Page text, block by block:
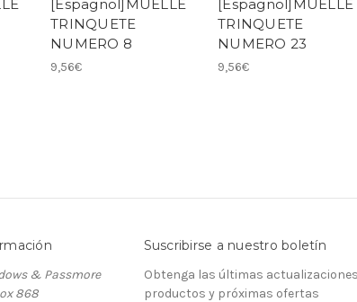
[Espagnol]MUELLE
TRINQUETE
NUMERO 8
9,56€
[Espagnol]MUELLE
TRINQUETE
NUMERO 23
9,56€
& Passmore
868
Suscribirse a nuestro boletín
Obtenga las últimas
productos y próximas ofertas